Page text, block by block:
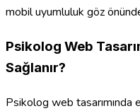
mobil uyumluluk göz
Psikolog Web
Sağlanır?
Psikolog web tasarımında